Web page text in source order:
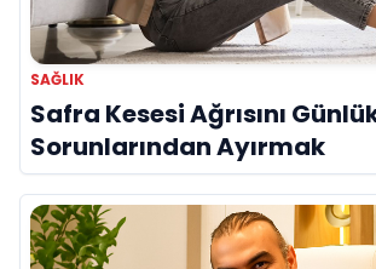
SAĞLIK
Safra Kesesi Ağrısını
Sorunlarından Ayırmak